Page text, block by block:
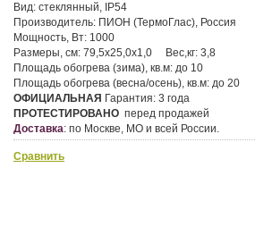
Вид: стеклянный, IP54
Производитель: ПИОН (ТермоГлас), Россия
Мощность, Вт: 1000
Размеры, см: 79,5х25,0х1,0 Вес,кг: 3,8
Площадь обогрева (зима), кв.м: до 10
Площадь обогрева (весна/осень), кв.м: до 20
ОФИЦИАЛЬНАЯ Гарантия: 3 года
ПРОТЕСТИРОВАНО перед продажей
Доставка: по Москве, МО и всей России.
Сравнить